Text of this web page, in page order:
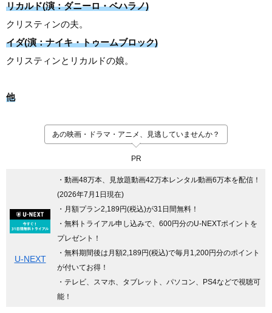
リカルド(演：ダニーロ・ベハラノ)
クリスティンの夫。
イダ(演：ナイキ・トゥームブロック)
クリスティンとリカルドの娘。
他
あの映画・ドラマ・アニメ、見逃していませんか？
PR
U-NEXT
・動画48万本、見放題動画42万本レンタル動画6万本を配信！
(2026年7月1日現在)
・月額プラン2,189円(税込)が31日間無料！
・無料トライアル申し込みで、600円分のU-NEXTポイントを
プレゼント！
・無料期間後は月額2,189円(税込)で毎月1,200円分のポイント
が付いてお得！
・テレビ、スマホ、タブレット、パソコン、PS4などで視聴可
能！